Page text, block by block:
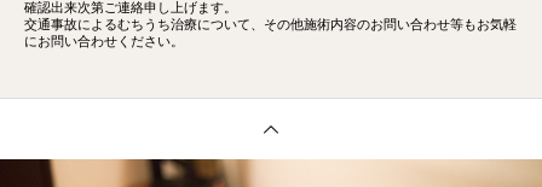
確認出来次第ご連絡申し上げます。
交通事故によるむちうち治療について、その他施術内容のお問い合わせ等もお気軽
にお問い合わせください。